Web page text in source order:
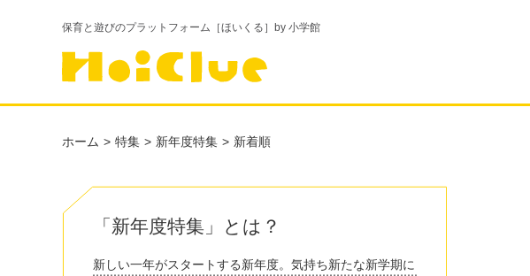
保育と遊びのプラットフォーム［ほいくる］by 小学館
ホーム 特集 新年度特集 新着順
「新年度特集」とは？
新しい一年がスタートする新年度。気持ち新たな新学期に